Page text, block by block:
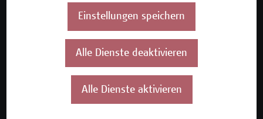
Seminare und Zertifikatsprogramme
Beratungsleistungen
Die Campus Wien Academy
Einstellungen speichern
Alle Dienste deaktivieren
Alle Dienste aktivieren